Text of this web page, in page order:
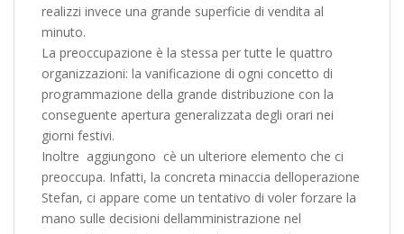
realizzi invece una grande superficie di vendita al
minuto.
La preoccupazione è la stessa per tutte le quattro
organizzazioni: la vanificazione di ogni concetto di
programmazione della grande distribuzione con la
conseguente apertura generalizzata degli orari nei
giorni festivi.
Inoltre  aggiungono  cè un ulteriore elemento che ci
preoccupa. Infatti, la concreta minaccia delloperazione
Stefan, ci appare come un tentativo di voler forzare la
mano sulle decisioni dellamministrazione nel